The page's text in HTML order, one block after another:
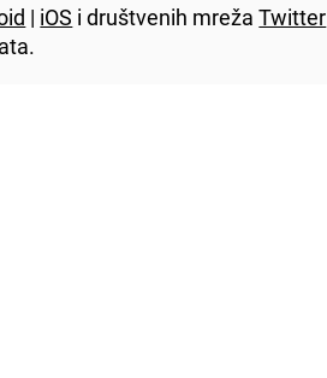
| iOS i društvenih mrežaTwitter